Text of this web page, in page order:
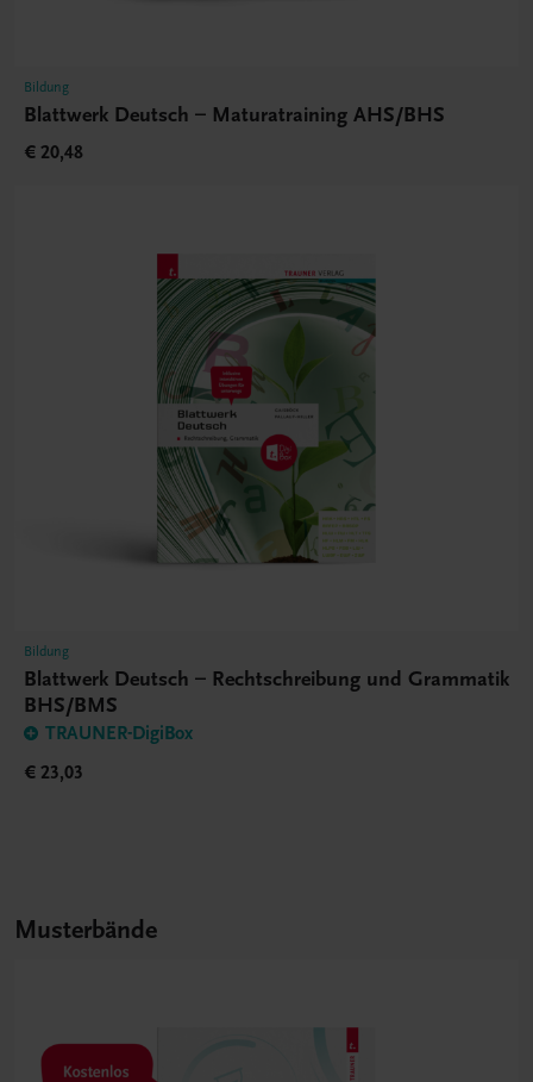
Bildung
Blattwerk Deutsch – Maturatraining AHS/BHS
€ 20,48
Bildung
Blattwerk Deutsch – Rechtschreibung und Grammatik
BHS/BMS
TRAUNER-DigiBox
€ 23,03
Musterbände